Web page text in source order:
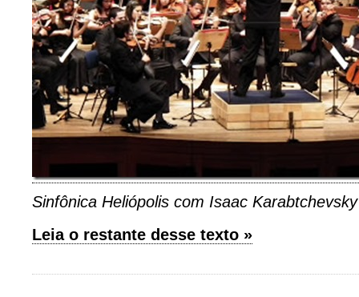
Sinfônica Heliópolis com Isaac Karabtchevsky
Leia o restante desse texto »